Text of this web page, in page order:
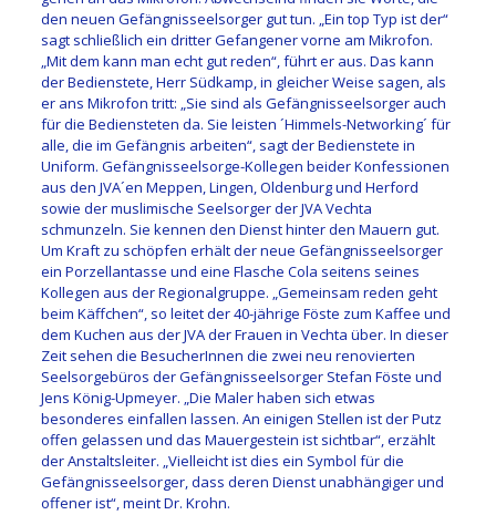
den neuen Gefängnisseelsorger gut tun. „Ein top Typ ist der“
sagt schließlich ein dritter Gefangener vorne am Mikrofon.
„Mit dem kann man echt gut reden“, führt er aus. Das kann
der Bedienstete, Herr Südkamp, in gleicher Weise sagen, als
er ans Mikrofon tritt: „Sie sind als Gefängnisseelsorger auch
für die Bediensteten da. Sie leisten ´Himmels-Networking´ für
alle, die im Gefängnis arbeiten“, sagt der Bedienstete in
Uniform. Gefängnisseelsorge-Kollegen beider Konfessionen
aus den JVA´en Meppen, Lingen, Oldenburg und Herford
sowie der muslimische Seelsorger der JVA Vechta
schmunzeln. Sie kennen den Dienst hinter den Mauern gut.
Um Kraft zu schöpfen erhält der neue Gefängnisseelsorger
ein Porzellantasse und eine Flasche Cola seitens seines
Kollegen aus der Regionalgruppe. „Gemeinsam reden geht
beim Käffchen“, so leitet der 40-jährige Föste zum Kaffee und
dem Kuchen aus der JVA der Frauen in Vechta über. In dieser
Zeit sehen die BesucherInnen die zwei neu renovierten
Seelsorgebüros der Gefängnisseelsorger Stefan Föste und
Jens König-Upmeyer. „Die Maler haben sich etwas
besonderes einfallen lassen. An einigen Stellen ist der Putz
offen gelassen und das Mauergestein ist sichtbar“, erzählt
der Anstaltsleiter. „Vielleicht ist dies ein Symbol für die
Gefängnisseelsorger, dass deren Dienst unabhängiger und
offener ist“, meint Dr. Krohn.